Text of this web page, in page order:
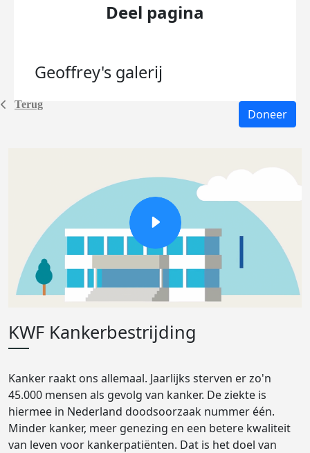
Terug
Deel pagina
Geoffrey's galerij
Doneer
KWF Kankerbestrijding
Kanker raakt ons allemaal. Jaarlijks sterven er zo'n
45.000 mensen als gevolg van kanker. De ziekte is
hiermee in Nederland doodsoorzaak nummer één.
Minder kanker, meer genezing en een betere kwaliteit
van leven voor kankerpatiënten. Dat is het doel van